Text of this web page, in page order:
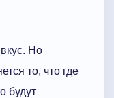
Но
то, что где
будут